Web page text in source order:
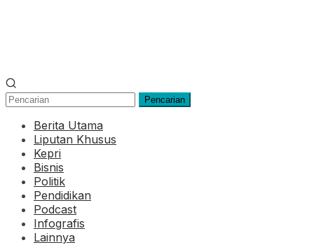
Pencarian
Berita Utama
Liputan Khusus
Kepri
Bisnis
Politik
Pendidikan
Podcast
Infografis
Lainnya